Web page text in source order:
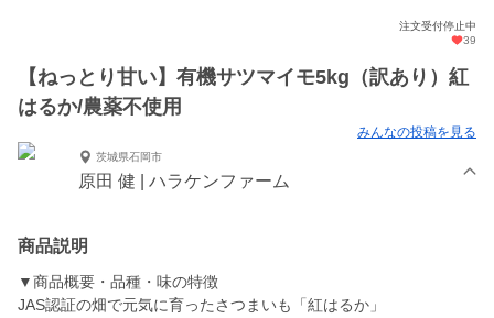
注文受付停止中
39
【ねっとり甘い】有機サツマイモ5kg（訳あり）紅
はるか/農薬不使用
みんなの投稿を見る
茨城県石岡市
原田 健 | ハラケンファーム
商品説明
▼商品概要・品種・味の特徴
JAS認証の畑で元気に育ったさつまいも「紅はるか」